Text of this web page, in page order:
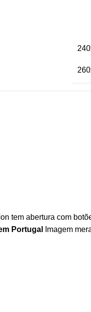
tem abertura com
Portugal Imagem